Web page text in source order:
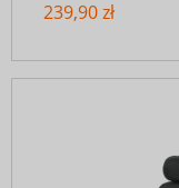
239,90 zł